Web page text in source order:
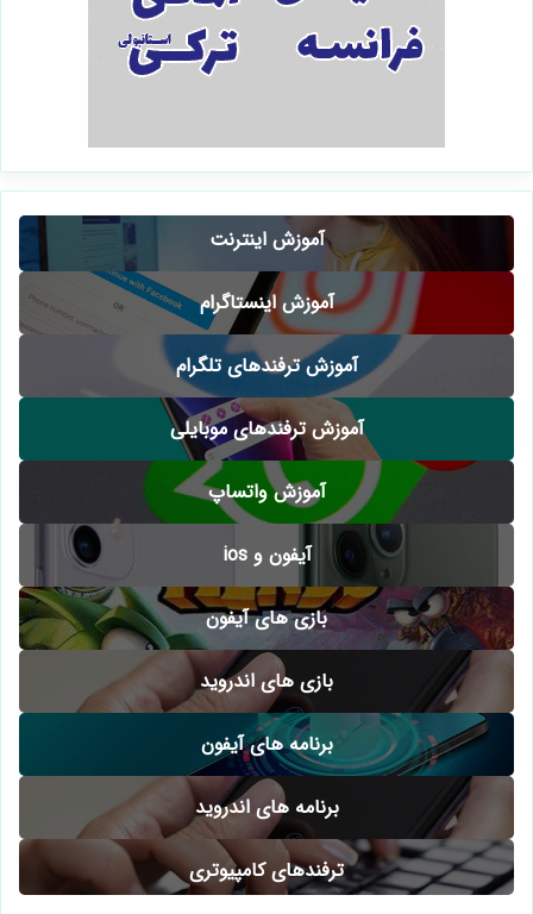
آموزش اینترنت
آموزش اینستاگرام
آموزش ترفندهای تلگرام
آموزش ترفندهای موبایلی
آموزش واتساپ
آیفون و ios
بازی های آیفون
بازی های اندروید
برنامه های آیفون
برنامه های اندروید
ترفندهای کامپیوتری